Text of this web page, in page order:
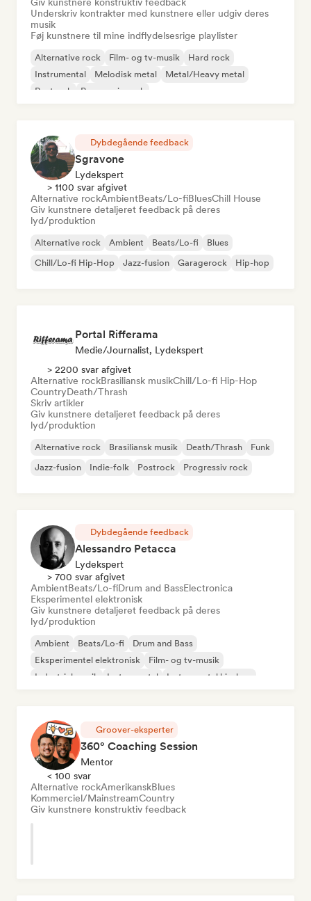
Underskriv kontrakter med kunstnere eller udgiv deres
musik
Føj kunstnere til mine indflydelsesrige playlister
Alternative rock Film- og tv-musik
Hard rock
Instrumental
Melodisk metal
Metal/Heavy metal
Postrock
Progressiv rock
Dybdegående feedback
Sgravone
Lydekspert
> 1100 svar afgivet
Alternative rockAmbientBeats/Lo-fiBluesChill House
Giv kunstnere detaljeret feedback på deres
lyd/produktion
Alternative rock Ambient Beats/Lo-fi
Blues
Chill/Lo-fi Hip-Hop
Jazz-fusion Garagerock Hip-hop
Portal Rifferama
Medie/journalist, Lydekspert
> 2200 svar afgivet
Alternative rockBrasiliansk musikChill/Lo-fi Hip-Hop
CountryDeath/Thrash
Skriv artikler
Giv kunstnere detaljeret feedback på deres
lyd/produktion
Alternative rock Brasiliansk musik Death/Thrash
Funk
Jazz-fusion
Indie-folk Postrock Progressiv rock
Dybdegående feedback
Alessandro Petacca
Lydekspert
> 700 svar afgivet
AmbientBeats/Lo-fiDrum and BassElectronica
Eksperimentel elektronisk
Giv kunstnere detaljeret feedback på deres
lyd/produktion
Ambient Beats/Lo-fi
Drum and Bass
Eksperimentel elektronisk
Film- og tv-musik
Industriel musik
Instrumental Instrumental hip-hop
Groover-eksperter
360° Coaching Session
Mentor
< 100 svar
Alternative rockAmerikanskBlues
Kommerciel/MainstreamCountry
Giv kunstnere konstruktiv feedback